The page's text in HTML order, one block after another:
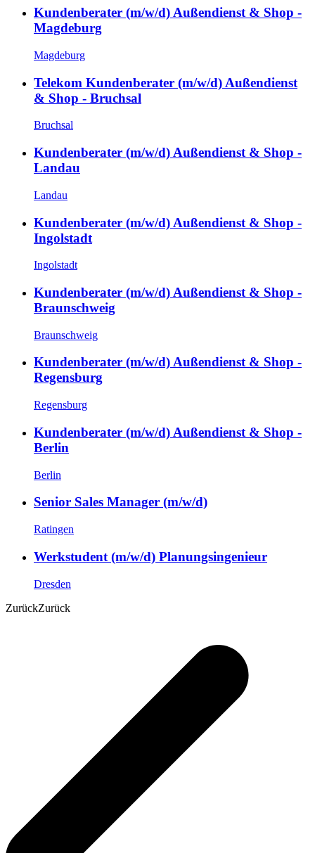
Kundenberater (m/w/d) Außendienst & Shop -
Magdeburg
Magdeburg
Telekom Kundenberater (m/w/d) Außendienst
& Shop - Bruchsal
Bruchsal
Kundenberater (m/w/d) Außendienst & Shop -
Landau
Landau
Kundenberater (m/w/d) Außendienst & Shop -
Ingolstadt
Ingolstadt
Kundenberater (m/w/d) Außendienst & Shop -
Braunschweig
Braunschweig
Kundenberater (m/w/d) Außendienst & Shop -
Regensburg
Regensburg
Kundenberater (m/w/d) Außendienst & Shop -
Berlin
Berlin
Senior Sales Manager (m/w/d)
Ratingen
Werkstudent (m/w/d) Planungsingenieur
Dresden
ZurückZurück